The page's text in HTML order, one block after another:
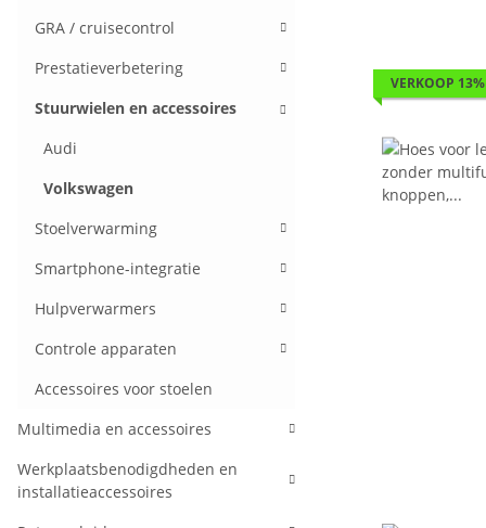
VERKOOP 13%
GRA / cruisecontrol
Prestatieverbetering
Stuurwielen en accessoires
Audi
Volkswagen
Stoelverwarming
Smartphone-integratie
Hulpverwarmers
Controle apparaten
Accessoires voor stoelen
Multimedia en accessoires
Werkplaatsbenodigdheden en
installatieaccessoires